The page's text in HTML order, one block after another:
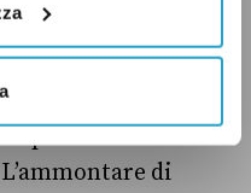
verrà considerato
le risorse
retribuzione più
pubblico che
di